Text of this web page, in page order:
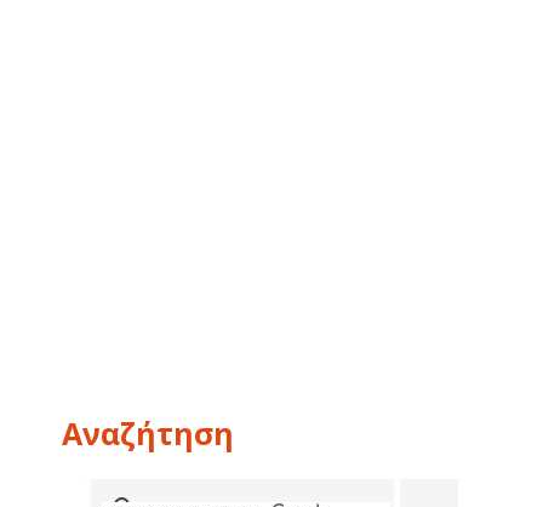
Αναζήτηση